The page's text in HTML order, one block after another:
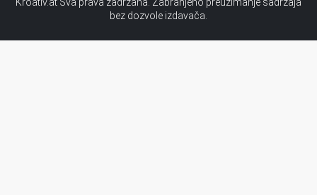
bez dozvole izdavača.